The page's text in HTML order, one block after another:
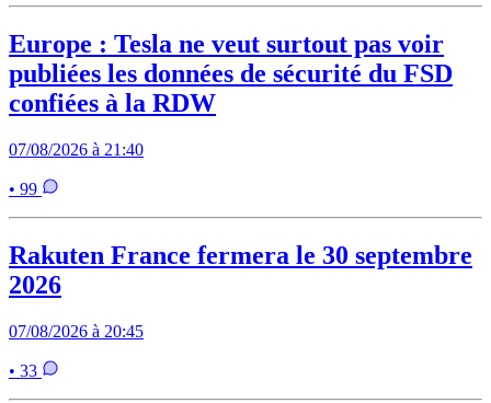
Europe : Tesla ne veut surtout pas voir
publiées les données de sécurité du FSD
confiées à la RDW
07/08/2026 à 21:40
• 99
Rakuten France fermera le 30 septembre
2026
07/08/2026 à 20:45
• 33